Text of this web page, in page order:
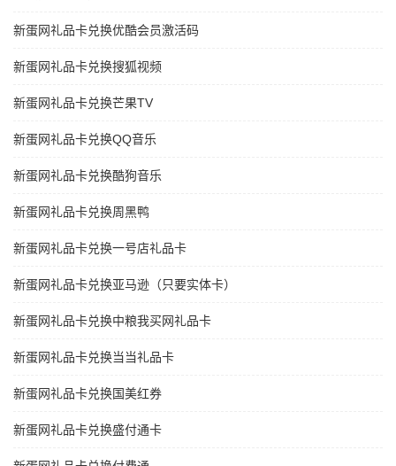
新蛋网礼品卡兑换优酷会员激活码
新蛋网礼品卡兑换搜狐视频
新蛋网礼品卡兑换芒果TV
新蛋网礼品卡兑换QQ音乐
新蛋网礼品卡兑换酷狗音乐
新蛋网礼品卡兑换周黑鸭
新蛋网礼品卡兑换一号店礼品卡
新蛋网礼品卡兑换亚马逊（只要实体卡）
新蛋网礼品卡兑换中粮我买网礼品卡
新蛋网礼品卡兑换当当礼品卡
新蛋网礼品卡兑换国美红券
新蛋网礼品卡兑换盛付通卡